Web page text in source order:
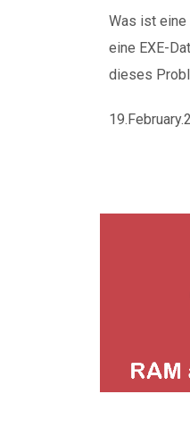
Was ist eine
eine EXE-
dieses